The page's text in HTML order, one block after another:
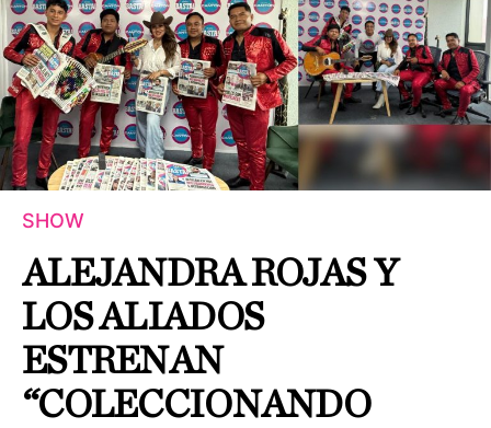
SHOW
ALEJANDRA ROJAS Y
LOS ALIADOS
ESTRENAN
“COLECCIONANDO